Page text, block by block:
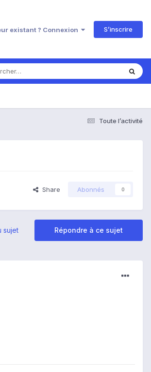
existant ? Connexion S’inscrire
Toute l’activité
Share Abonnés 0
Répondre à ce sujet
sujet